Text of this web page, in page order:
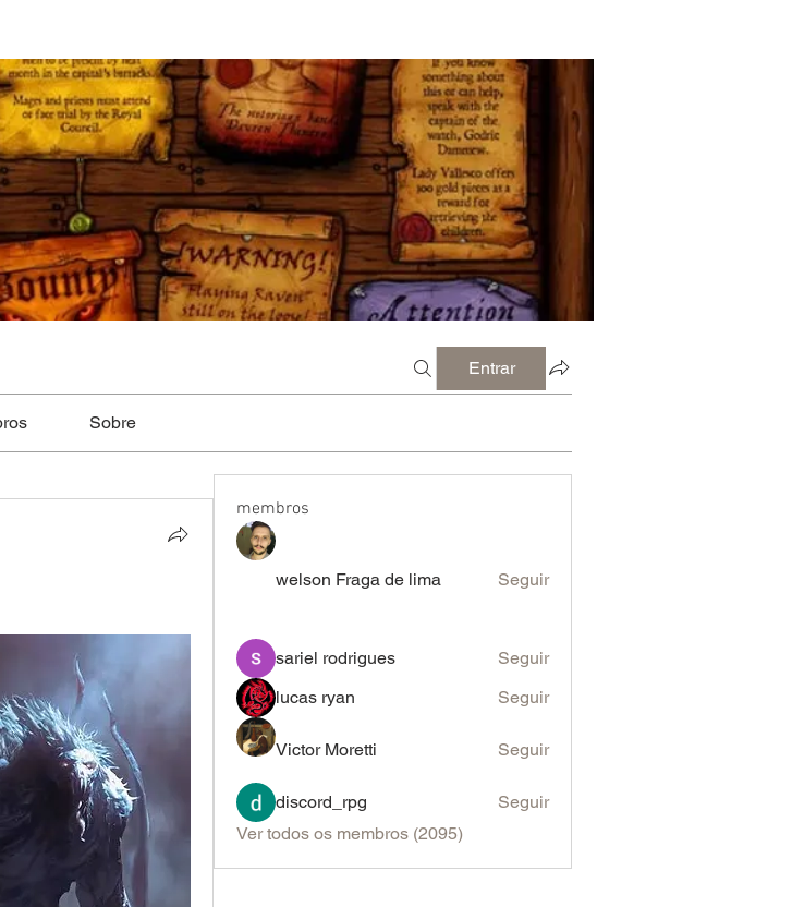
Entrar
Sobre
membros
welson Fraga de lima Seguir
sariel rodrigues
Seguir
lucas ryan
Seguir
Victor Moretti Seguir
discord_rpg
Seguir
Ver todos os membros (2095)